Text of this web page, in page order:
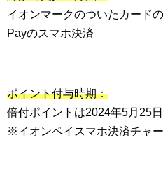
イオンマークのついたカード
Payのスマホ決済
ポイント付与時期：
倍付ポイントは2024年5月25
※イオンペイスマホ決済チャ